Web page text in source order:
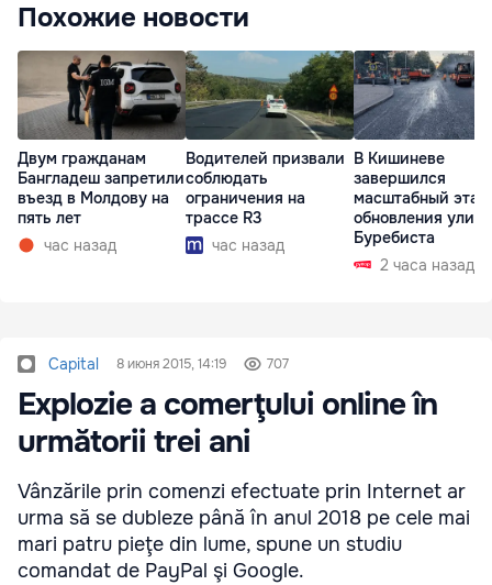
Похожие новости
Двум гражданам
Бангладеш запретили
въезд в Молдову на
пять лет
час назад
Водителей призвали
соблюдать
ограничения на
трассе R3
час назад
В Кишиневе
завершился
масштабный этап
обновления
Буребиста
2 часа назад
Capital 8 июня 2015, 14:19 707
Explozie a comerţului online în
următorii trei ani
Vânzările prin comenzi efectuate prin Internet ar
urma să se dubleze până în anul 2018 pe cele mai
mari patru pieţe din lume, spune un studiu
comandat de PayPal şi Google.